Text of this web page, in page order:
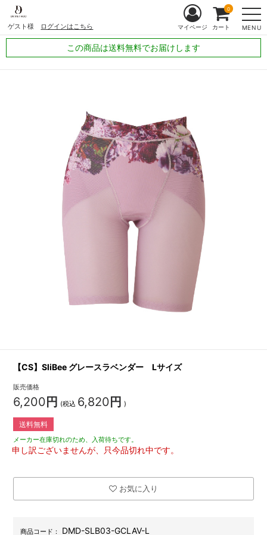
ゲスト様 ログインはこちら MENU
マイページ カート
0
この商品は送料無料でお届けします
【CS】SliBee グレースラベンダー Lサイズ
販売価格
6,200 円 (税込 6,820 円 )
送料無料
メーカー在庫切れのため、入荷待ちです。
申し訳ございませんが、只今品切れ中です。
お気に入り
商品コード： DMD-SLB03-GCLAV-L